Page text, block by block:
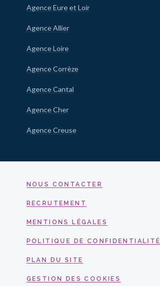
Agence Eure et Loir
Agence Allier
Agence Loire
Agence Corrèze
Agence Cantal
Agence Cher
Agence Creuse
NOUS CONTACTER
RECRUTEMENT
MENTIONS LÉGALES
POLITIQUE DE CONFIDENTIALITÉ
PLAN DU SITE
GESTION DES COOKIES